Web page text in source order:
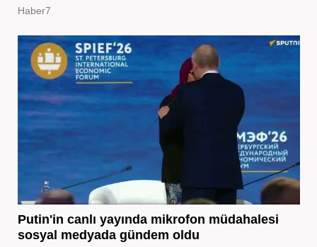
Haber7
Putin'in canlı yayında mikrofon müdahalesi
sosyal medyada gündem oldu